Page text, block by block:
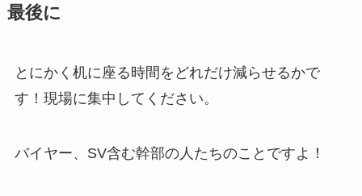
最後に
とにかく机に座る時間をどれだけ減らせるかで
す！現場に集中してください。
バイヤー、SV含む幹部の人たちのことですよ！